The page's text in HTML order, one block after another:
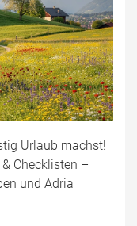
Urlaub machst!
Checklisten –
und Adria